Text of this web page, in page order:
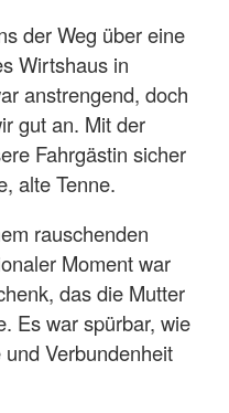
der Weg über eine
Wirtshaus in
anstrengend, doch
gut an. Mit der
Fahrgästin sicher
alte Tenne.
rauschenden
Moment war
das die Mutter
Es war spürbar, wie
Verbundenheit